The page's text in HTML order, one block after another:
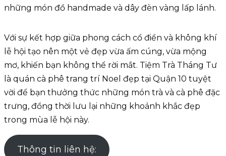
những món đồ handmade và dây đèn vàng lấp lánh.
Với sự kết hợp giữa phong cách cổ điển và không khí
lễ hội tạo nên một vẻ đẹp vừa ấm cúng, vừa mộng
mơ, khiến bạn không thể rời mắt. Tiệm Trà Tháng Tư
là quán cà phê trang trí Noel đẹp tại Quận 10 tuyệt
vời để bạn thưởng thức những món trà và cà phê đặc
trưng, đồng thời lưu lại những khoảnh khắc đẹp
trong mùa lễ hội này.
Thông tin liên hệ: